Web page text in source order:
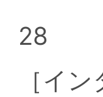
28
［イ